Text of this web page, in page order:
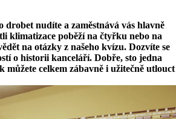
drobet nudíte a zaměstnává vás hlavně
klimatizace poběží na čtyřku nebo na
na otázky z našeho kvízu. Dozvíte se
o historii kanceláří. Dobře, sto jedna
můžete celkem zábavně i užitečně utlouct